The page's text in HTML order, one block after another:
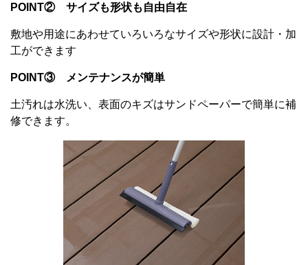
POINT② サイズも形状も自由自在
敷地や用途にあわせていろいろなサイズや形状に設計・加
工ができます
POINT③ メンテナンスが簡単
土汚れは水洗い、表面のキズはサンドペーパーで簡単に補
修できます。